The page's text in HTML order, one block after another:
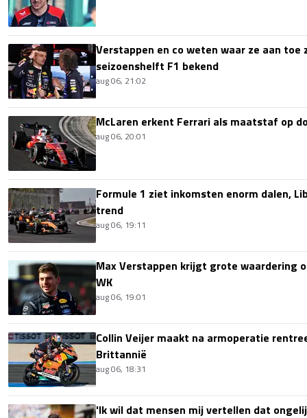
Verstappen en co weten waar ze aan
seizoenshelft F1 bekend
aug 06, 21:02
McLaren erkent Ferrari als maatstaf op
aug 06, 20:01
Formule 1 ziet inkomsten enorm dalen,
trend
aug 06, 19:11
Max Verstappen krijgt grote waardering
WK
aug 06, 19:01
Collin Veijer maakt na armoperatie
Brittannië
aug 06, 18:31
'Ik wil dat mensen mij vertellen dat